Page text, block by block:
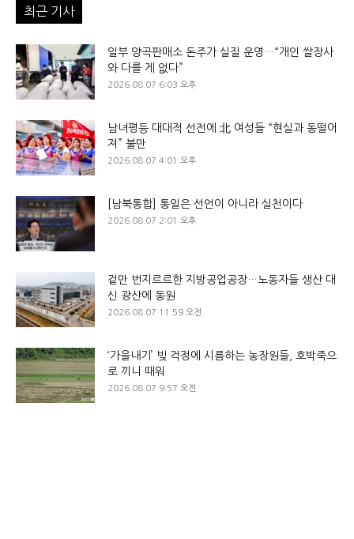
최근 기사
일부 양곡판매소 돈주가 실질 운영…“개인 쌀장사
와 다를 게 없다”
2026.08.07 6:03 오후
남녀평등 대대적 선전에 北 여성들 “현실과 동떨어
져” 불만
2026.08.07 4:01 오후
[남북통합] 통일은 선언이 아니라 실천이다
2026.08.07 2:01 오후
겉만 번지르르한 지방공업공장…노동자들 생산 대
신 광산에 동원
2026.08.07 11:59 오전
‘가을내기’ 빚 걱정에 시름하는 농장원들, 호박죽으
로 끼니 때워
2026.08.07 9:57 오전